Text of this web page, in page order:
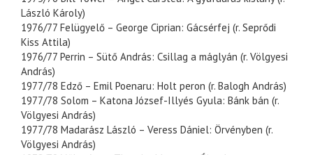
László Károly)
1976/77 Felügyelő – George Ciprian: Gácsérfej (r. Seprődi
Kiss Attila)
1976/77 Perrin – Sütő András: Csillag a máglyán (r. Völgyesi
András)
1977/78 Edző – Emil Poenaru: Holt peron (r. Balogh András)
1977/78 Solom – Katona József-Illyés Gyula: Bánk bán (r.
Völgyesi András)
1977/78 Madarász László – Veress Dániel: Örvényben (r.
Völgyesi András)